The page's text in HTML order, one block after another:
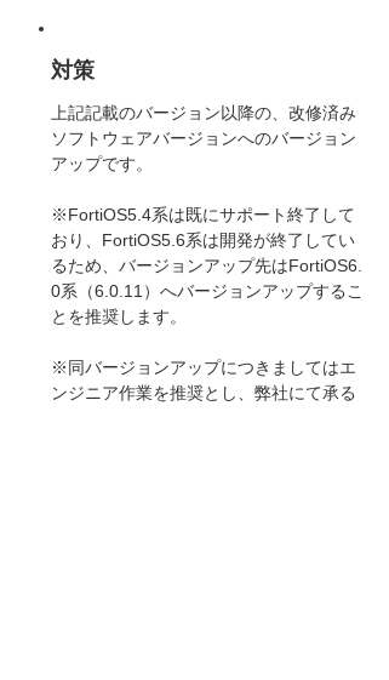
対策
上記記載のバージョン以降の、改修済み
ソフトウェアバージョンへのバージョン
アップです。
※FortiOS5.4系は既にサポート終了して
おり、FortiOS5.6系は開発が終了してい
るため、バージョンアップ先はFortiOS6.
0系（6.0.11）へバージョンアップするこ
とを推奨します。
※同バージョンアップにつきましてはエ
ンジニア作業を推奨とし、弊社にて承る